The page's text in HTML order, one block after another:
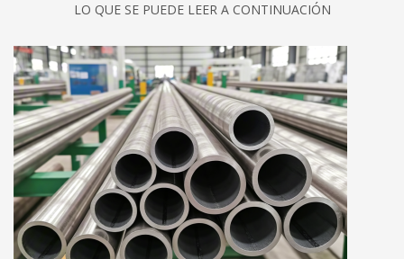
LO QUE SE PUEDE LEER A CONTINUACIÓN